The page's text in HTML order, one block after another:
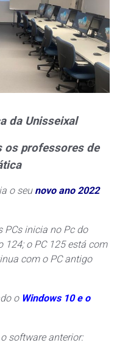
da Unisseixal
os professores de
o seu novo ano 2022
PCs inicia no Pc do
124; o PC 125 está com
com o PC antigo
o Windows 10 e o
software anterior: